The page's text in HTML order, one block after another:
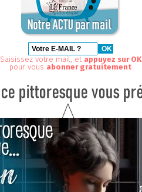
Saisissez votre mail, et appuyez sur OK
pour vous abonner gratuitement